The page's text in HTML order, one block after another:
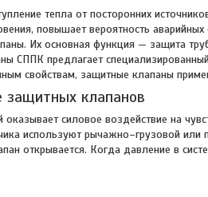
тепла от посторонних
повышает вероятность аварийных
Их основная функция — защита
СППК предлагает
свойствам, защитные клапаны
защитных клапанов
силовое воздействие на
используют рычажно–грузовой
открывается. Когда давление в